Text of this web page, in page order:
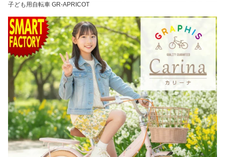
子ども用自転車 GR-APRICOT